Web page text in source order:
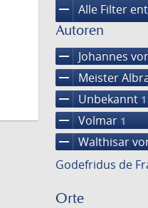
remove Alle Filter
Autoren
remove Johannes
remove Meister
remove Unbekannt 1
remove Volmar 1
remove Walthisar
Godefridus de
Orte